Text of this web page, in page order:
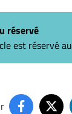
réservé
est réservé